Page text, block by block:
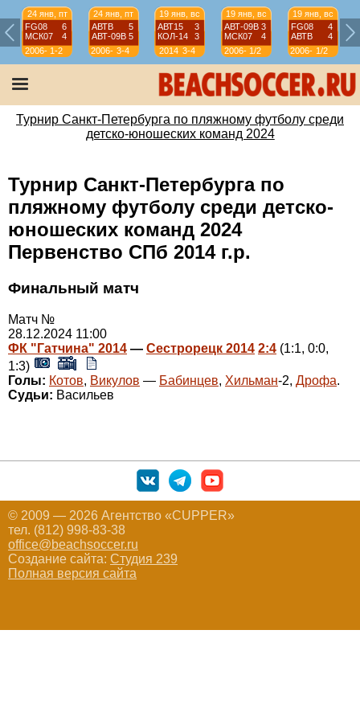
24 янв, пт
FG08
6
МСК07
4
2006-
07
1-2
24 янв, пт
АВТВ
5
АВТ-09B 5
2006-
07
3-4
19 янв, вс
АВТ15
3
КОЛ-14
3
2014 3-4
19 янв, вс
АВТ-09B 3
МСК07
4
2006-
07
1/2
19 янв, вс
FG08
4
АВТВ
4
2006-
07
1/2
Турнир Санкт-Петербурга по пляжному футболу среди
детско-юношеских команд 2024
Турнир Санкт-Петербурга по
пляжному футболу среди детско-
юношеских команд 2024
Первенство СПб 2014 г.р.
Финальный матч
Матч №
28.12.2024 11:00
ФК "Гатчина" 2014 — Сестрорецк 2014 2:4 (1:1, 0:0,
1:3)
Голы: Котов, Викулов — Бабинцев, Хильман-2, Дрофа.
Судьи: Васильев
© 2009 — 2026 Агентство «CUPPER»
тел. (812) 998-83-38
office@beachsoccer.ru
Создание сайта: Студия 239
Полная версия сайта